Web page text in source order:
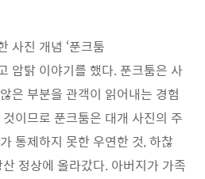
사진 개념 ‘푼크툼
암탉 이야기를 했다. 푼크툼은 사
은 부분을 관객이 읽어내는 경험
이므로 푼크툼은 대개 사진의 주
통제하지 못한 우연한 것, 하찮
정상에 올라갔다. 아버지가 가족